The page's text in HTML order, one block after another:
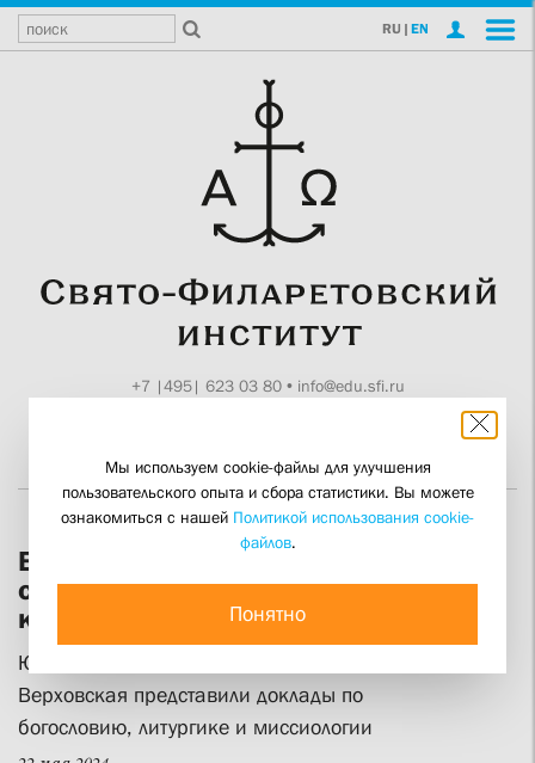
RU | EN
+7 |495| 623 03 80• info@edu.sfi.ru
Выпускницы СФИ выступили на
студенческой научно-богословской
конференции в СПбДА
Юлия Антипина, Надежда Михайловская и Марина
Верховская представили доклады по
богословию, литургике и миссиологии
Мы используем cookie-файлы для улучшения
пользовательского опыта и сбора статистики. Вы можете
ознакомиться с нашей Политикой использования cookie-
файлов.
Понятно